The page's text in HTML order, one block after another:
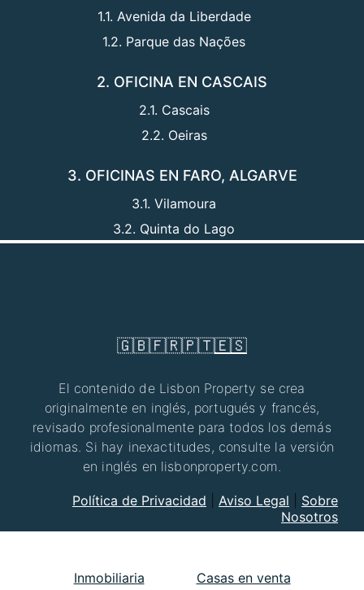
1.1. Avenida da Liberdade
1.2. Parque das Nações
2. OFICINA EN CASCAIS
2.1. Cascais
2.2. Oeiras
3. OFICINAS EN FARO, ALGARVE
3.1. Vilamoura
3.2. Quinta do Lago
🇬🇧🇫🇷🇵🇹🇪🇸
El contenido de Lisbon Property se crea
originalmente en inglés, portugués y francés,
revisado profesionalmente para todos los demás
idiomas. Si hay inexactitudes, consulte la versión
en inglés en lisbonproperty.com.
Política de Privacidad Aviso Legal
Sobre
Nosotros
Inmobiliaria Casas en venta